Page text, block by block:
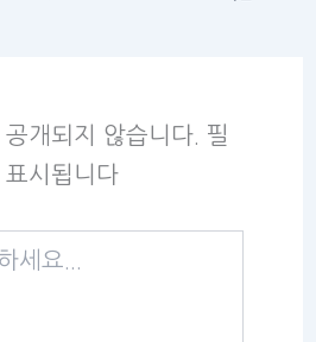
개되지 않습니다. 필
표시됩니다